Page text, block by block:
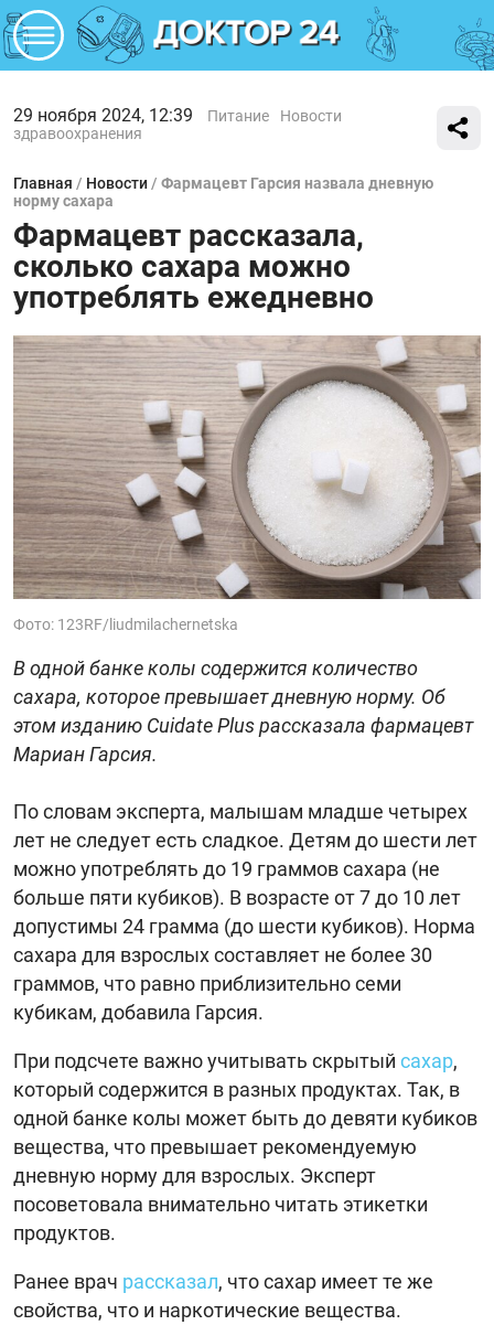
29 ноября 2024, 12:39 Питание
Новости
здравоохранения
Главная / Новости / Фармацевт Гарсия назвала дневную
норму сахара
Фармацевт рассказала,
сколько сахара можно
употреблять ежедневно
Фото: 123RF/liudmilachernetska
В одной банке колы содержится количество
сахара, которое превышает дневную норму. Об
этом изданию Cuidate Plus рассказала фармацевт
Мариан Гарсия.
По словам эксперта, малышам младше четырех
лет не следует есть сладкое. Детям до шести лет
можно употреблять до 19 граммов сахара (не
больше пяти кубиков). В возрасте от 7 до 10 лет
допустимы 24 грамма (до шести кубиков). Норма
сахара для взрослых составляет не более 30
граммов, что равно приблизительно семи
кубикам, добавила Гарсия.
При подсчете важно учитывать скрытый сахар,
который содержится в разных продуктах. Так, в
одной банке колы может быть до девяти кубиков
вещества, что превышает рекомендуемую
дневную норму для взрослых. Эксперт
посоветовала внимательно читать этикетки
продуктов.
Ранее врач рассказал, что сахар имеет те же
свойства, что и наркотические вещества.